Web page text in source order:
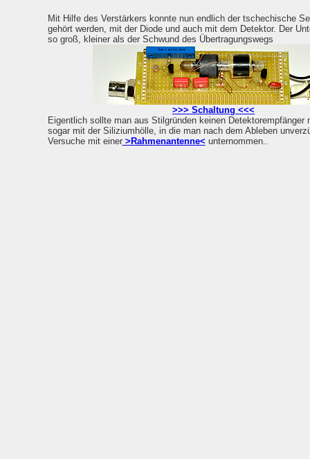
Mit Hilfe des Verstärkers konnte nun endlich der tschechische
gehört werden, mit der Diode und auch mit dem Detektor. Der
so groß, kleiner als der Schwund des Übertragungswegs
>>> Schaltung <<<
Eigentlich sollte man aus Stilgründen keinen
sogar mit der Siliziumhölle, in die man nach dem Ableben
Versuche mit einer>Rahmenantenne< unternommen..